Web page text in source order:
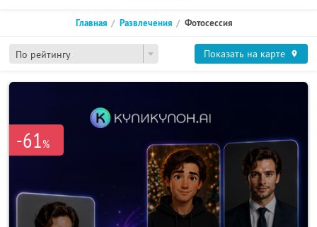
По рейтингу
Главная Развлечения Фотосессия
Показать на карте
-61%